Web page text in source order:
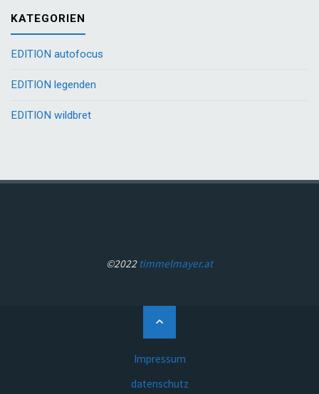
KATEGORIEN
EDITION autofocus
EDITION legenden
EDITION wildbret
©2022 timmelmayer.at
Impressum
datenschutz
Back
to
Top